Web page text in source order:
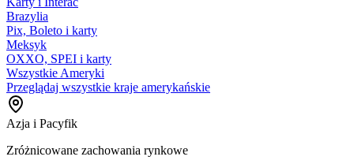
Brazylia
Pix, Boleto i karty
Meksyk
OXXO, SPEI i karty
Wszystkie Ameryki
Przeglądaj wszystkie kraje amerykańskie
Azja i Pacyfik
Zróżnicowane zachowania rynkowe